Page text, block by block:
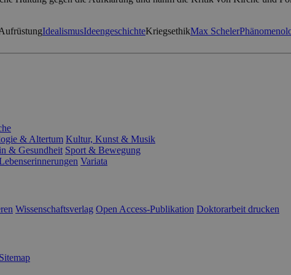
IdealismusIdeengeschichteKriegsethikMax Scheler
& Altertum Kultur, Kunst & Musik
& Gesundheit Sport & Bewegung
Variata
Wissenschaftsverlag Open Access-Publikation Doktorarbeit drucken
Sitemap